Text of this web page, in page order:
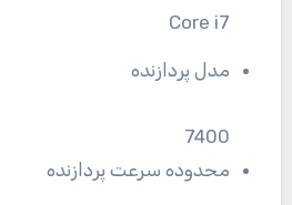
Core i7
مدل پردازنده
7400
محدوده سرعت پردازنده